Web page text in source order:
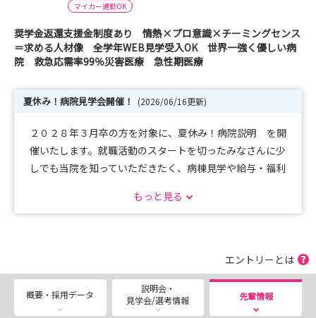
マイカー通勤OK
奨学金返還支援金制度あり 情熱×プロ意識×チーミングセンス
＝求める人材像 全学年WEB見学受入OK 世界一強く優しい病
院 救急応需率99％災害医療 急性期医療
夏休み！病院見学会開催！ (2026/06/16更新)
２０２８年３月卒の方を対象に、夏休み！病院説明 を開
催いたします。就職活動のスタートを切ったみなさんに少
しでも当院を知っていただきたく、病棟見学や給与・福利
しておりますので、是非この機会にお申込みください。
２．８月３１日（月）９：３０～１２：００
※時間はこちらで決めさせていただきますので、ご了承く
ださい。
もっと見る
エントリーとは
概要・採用データ
説明会・
見学会/選考情報
先輩情報